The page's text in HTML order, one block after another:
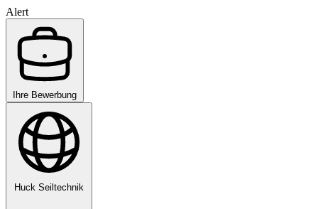
Alert
Ihre Bewerbung
Huck Seiltechnik